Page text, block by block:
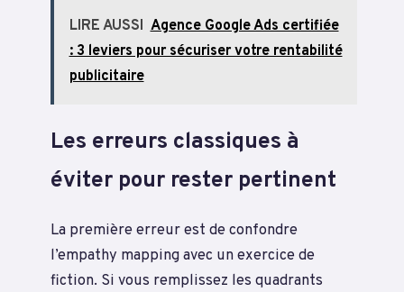
LIRE AUSSI Agence Google Ads certifiée
: 3 leviers pour sécuriser votre rentabilité
publicitaire
Les erreurs classiques à
éviter pour rester pertinent
La première erreur est de confondre
l’empathy mapping avec un exercice de
fiction. Si vous remplissez les quadrants